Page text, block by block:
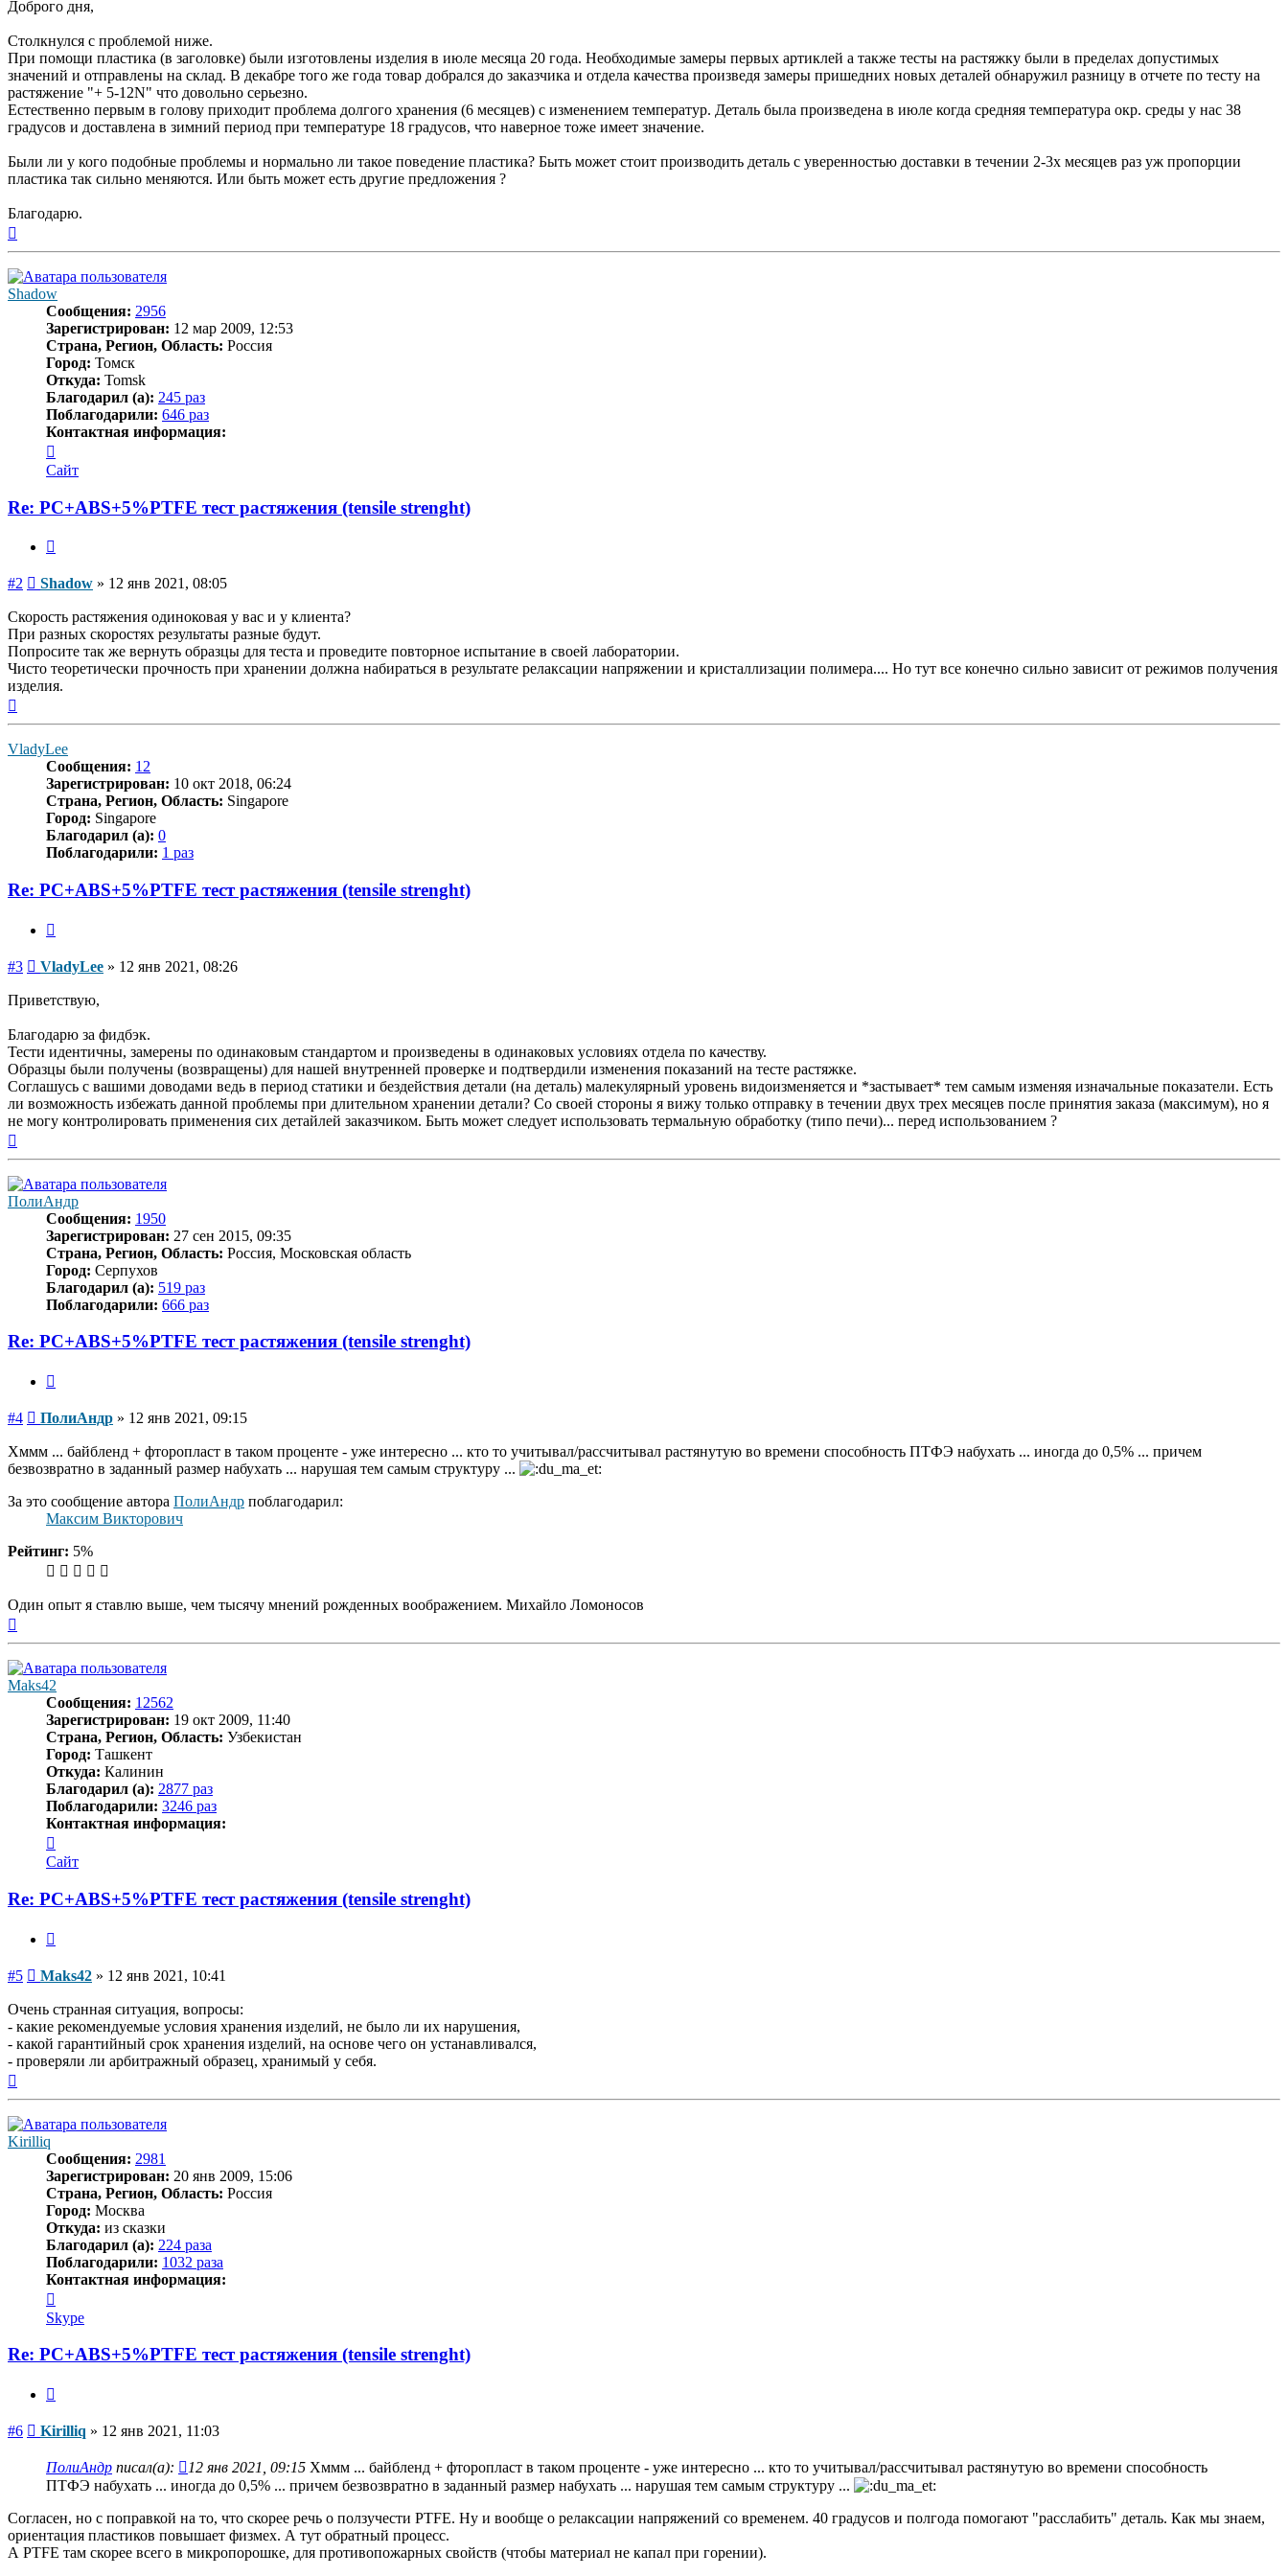
Доброго дня,
Столкнулся с проблемой ниже.
При помощи пластика (в заголовке) были изготовлены изделия в июле месяца 20 года. Необходимые замеры первых артиклей а также тесты на растяжку были в пределах допустимых
значений и отправлены на склад. В декабре того же года товар добрался до заказчика и отдела качества произведя замеры пришедних новых деталей обнаружил разницу в отчете по тесту на
растяжение "+ 5-12N" что довольно серьезно.
Естественно первым в голову приходит проблема долгого хранения (6 месяцев) с изменением температур. Деталь была произведена в июле когда средняя температура окр. среды у нас 38
градусов и доставлена в зимний период при температуре 18 градусов, что наверное тоже имеет значение.
Были ли у кого подобные проблемы и нормально ли такое поведение пластика? Быть может стоит производить деталь с уверенностью доставки в течении 2-3х месяцев раз уж пропорции
пластика так сильно меняются. Или быть может есть другие предложения ?
Благодарю.
Shadow
Сообщения: 2956
Зарегистрирован: 12 мар 2009, 12:53
Страна, Регион, Область: Россия
Город: Томск
Откуда: Tomsk
Благодарил (а): 245 раз
Поблагодарили: 646 раз
Контактная информация:
информация
пользователя
Shadow
Сайт
Re: PC+ABS+5%PTFE тест растяжения (tensile strenght)
#2 Сообщение
Shadow » 12 янв 2021, 08:05
Скорость растяжения одиноковая у вас и у клиента?
При разных скоростях результаты разные будут.
Попросите так же вернуть образцы для теста и проведите повторное испытание в своей лаборатории.
Чисто теоретически прочность при хранении должна набираться в результате релаксации напряжении и кристаллизации полимера.... Но тут все конечно сильно зависит от режимов получения
изделия.
VladyLee
Сообщения: 12
Зарегистрирован: 10 окт 2018, 06:24
Страна, Регион, Область: Singapore
Город: Singapore
Благодарил (а): 0
Поблагодарили: 1 раз
Re: PC+ABS+5%PTFE тест растяжения (tensile strenght)
#3 Сообщение
VladyLee » 12 янв 2021, 08:26
Приветствую,
Благодарю за фидбэк.
Тести идентичны, замерены по одинаковым стандартом и произведены в одинаковых условиях отдела по качеству.
Образцы были получены (возвращены) для нашей внутренней проверке и подтвердили изменения показаний на тесте растяжке.
Соглашусь с вашими доводами ведь в период статики и бездействия детали (на деталь) малекулярный уровень видоизменяется и *застывает* тем самым изменяя изначальные показатели. Есть
ли возможность избежать данной проблемы при длительном хранении детали? Со своей стороны я вижу только отправку в течении двух трех месяцев после принятия заказа (максимум), но я
не могу контролировать применения сих детайлей заказчиком. Быть может следует использовать термальную обработку (типо печи)... перед использованием ?
ПолиАндр
Сообщения: 1950
Зарегистрирован: 27 сен 2015, 09:35
Страна, Регион, Область: Россия, Московская область
Город: Серпухов
Благодарил (а): 519 раз
Поблагодарили: 666 раз
Re: PC+ABS+5%PTFE тест растяжения (tensile strenght)
#4 Сообщение
ПолиАндр » 12 янв 2021, 09:15
Хммм ... байбленд + фторопласт в таком проценте - уже интересно ... кто то учитывал/рассчитывал растянутую во времени способность ПТФЭ набухать ... иногда до 0,5% ... причем
безвозвратно в заданный размер набухать ... нарушая тем самым структуру ...
За это сообщение автора ПолиАндр поблагодарил:
Максим Викторович
Рейтинг: 5%
Один опыт я ставлю выше, чем тысячу мнений рожденных воображением. Михайло Ломоносов
Maks42
Сообщения: 12562
Зарегистрирован: 19 окт 2009, 11:40
Страна, Регион, Область: Узбекистан
Город: Ташкент
Откуда: Калинин
Благодарил (а): 2877 раз
Поблагодарили: 3246 раз
Контактная информация:
информация
пользователя
Maks42
Сайт
Re: PC+ABS+5%PTFE тест растяжения (tensile strenght)
#5 Сообщение
Maks42 » 12 янв 2021, 10:41
Очень странная ситуация, вопросы:
- какие рекомендуемые условия хранения изделий, не было ли их нарушения,
- какой гарантийный срок хранения изделий, на основе чего он устанавливался,
- проверяли ли арбитражный образец, хранимый у себя.
Kirilliq
Сообщения: 2981
Зарегистрирован: 20 янв 2009, 15:06
Страна, Регион, Область: Россия
Город: Москва
Откуда: из сказки
Благодарил (а): 224 раза
Поблагодарили: 1032 раза
Контактная информация:
информация
пользователя
Kirilliq
Skype
Re: PC+ABS+5%PTFE тест растяжения (tensile strenght)
#6 Сообщение
Kirilliq » 12 янв 2021, 11:03
ПолиАндр писал(а): 12 янв 2021, 09:15 Хммм ... байбленд + фторопласт в таком проценте - уже интересно ... кто то учитывал/рассчитывал растянутую во времени способность
ПТФЭ набухать ... иногда до 0,5% ... причем безвозвратно в заданный размер набухать ... нарушая тем самым структуру ...
Согласен, но с поправкой на то, что скорее речь о ползучести PTFE. Ну и вообще о релаксации напряжений со временем. 40 градусов и полгода помогают "расслабить" деталь. Как мы знаем,
ориентация пластиков повышает физмех. А тут обратный процесс.
А PTFE там скорее всего в микропорошке, для противопожарных свойств (чтобы материал не капал при горении).